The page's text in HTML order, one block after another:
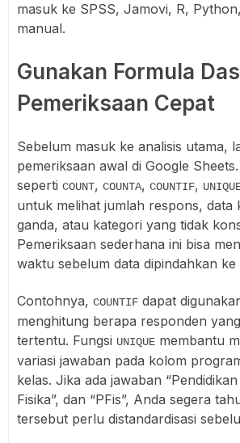
masuk ke SPSS, Jamovi, R,
manual.
Gunakan Formula
Pemeriksaan Cepat
Sebelum masuk ke analisis utama,
pemeriksaan awal di Google
seperti COUNT, COUNTA, COUNTIF,
untuk melihat jumlah respons, data
ganda, atau kategori yang tidak
Pemeriksaan sederhana ini bisa
waktu sebelum data dipindahkan ke
Contohnya, COUNTIF dapat
menghitung berapa responden
tertentu. Fungsi UNIQUE membantu
variasi jawaban pada kolom
kelas. Jika ada jawaban “Pendidikan
Fisika”, dan “PFis”, Anda segera
tersebut perlu distandardisasi